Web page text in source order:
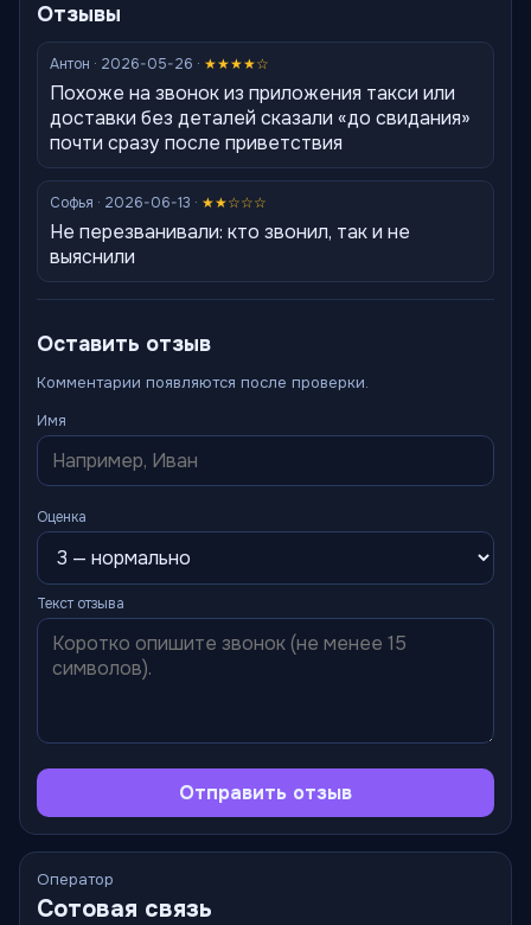
Отзывы
Антон · 2026-05-26 · ★★★★☆
Похоже на звонок из приложения такси или
доставки без деталей сказали «до свидания»
почти сразу после приветствия
Софья · 2026-06-13 · ★★☆☆☆
Не перезванивали: кто звонил, так и не
выяснили
Оставить отзыв
Комментарии появляются после проверки.
Имя
Оценка
Текст отзыва
Отправить отзыв
Оператор
Сотовая связь